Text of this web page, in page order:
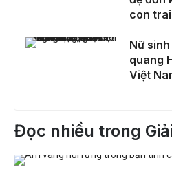
con
Nữ sinh Đại học Y đăng quang Hoa khôi Sinh viên Việt Nam 2024
Nữ
quang
Việt
Đọc nhiều trong